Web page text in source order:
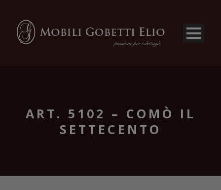
ART. 5102 – COMÒ IL
SETTECENTO